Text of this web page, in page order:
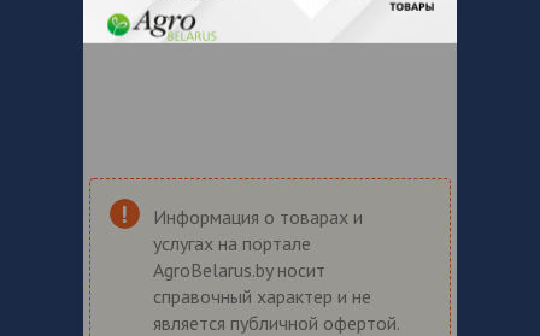
Информация о товарах и
услугах на портале
AgroBelarus.by носит
справочный характер и не
является публичной офертой.